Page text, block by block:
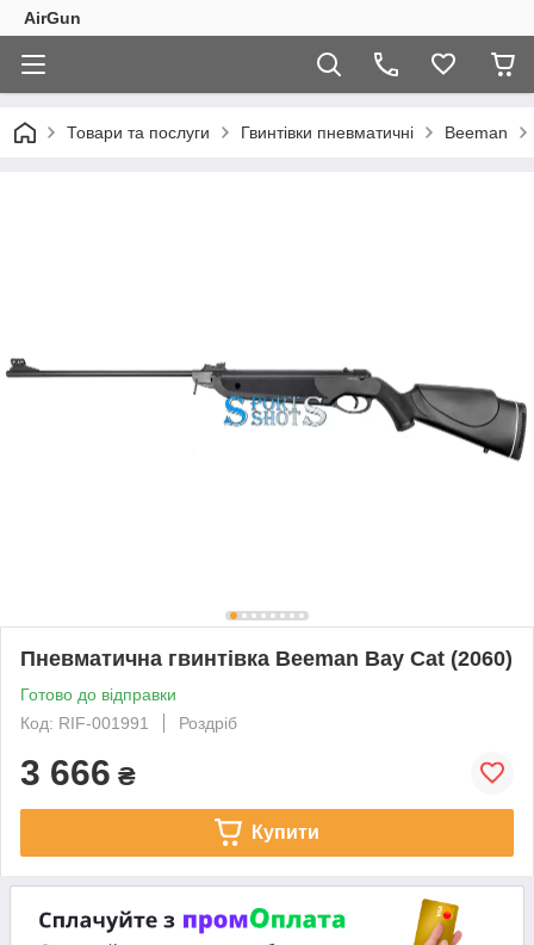
AirGun
Товари та послуги Гвинтівки пневматичні Beeman
Пневматична гвинтівка Beeman Bay Cat (2060)
Готово до відправки
Код: RIF-001991
Роздріб
3 666 ₴
Купити